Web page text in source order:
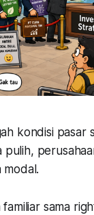
kondisi pasar
pulih,
modal.
sama